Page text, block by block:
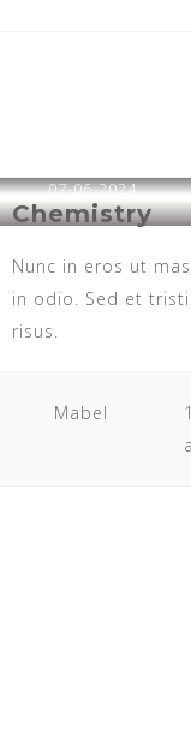
07-06-2024
Chemistry
Nunc in eros ut
in odio. Sed et
risus.
Mabel